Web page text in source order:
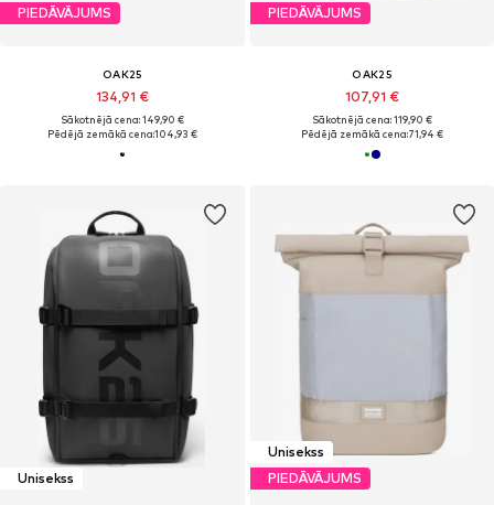
PIEDĀVĀJUMS
OAK25
134,91 €
Sākotnējā cena: 149,90 €
Pēdējā zemākā cena:104,93 €
PIEDĀVĀJUMS
OAK25
107,91 €
Sākotnējā cena: 119,90 €
Pēdējā zemākā cena:71,94 €
Unisekss
Unisekss
PIEDĀVĀJUMS